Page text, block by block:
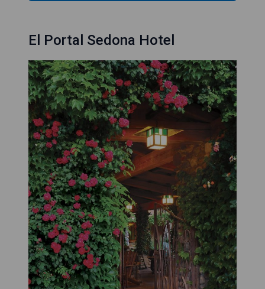
El Portal Sedona Hotel